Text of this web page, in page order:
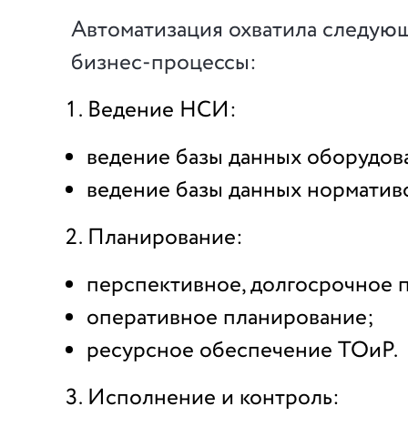
Автоматизация охватила
бизнес-процессы:
Ведение НСИ:
ведение базы данных
ведение базы данных
Планирование:
перспективное, долгосрочное
оперативное планирование;
ресурсное обеспечение ТОиР.
Исполнение и контроль: